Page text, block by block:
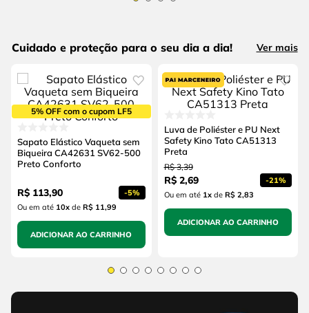
Cuidado e proteção para o seu dia a dia! Ver mais
5% OFF com o cupom LF5
Sapato Elástico Vaqueta sem
Biqueira CA42631 SV62-500
Preto Conforto
R$ 113,90 -5%
Ou em até 10x de R$ 11,99
ADICIONAR AO CARRINHO
Luva de Poliéster e PU Next
Safety Kino Tato CA51313
Preta
R$ 3,39
R$ 2,69 -21%
Ou em até 1xde R$ 2,83
ADICIONAR AO CARRINHO